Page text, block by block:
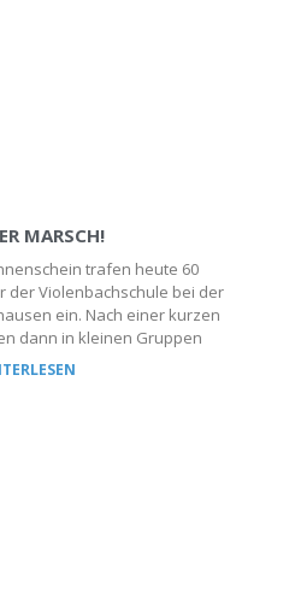
MARSCH!
trafen heute 60
der Violenbachschule bei der
ein. Nach einer kurzen
dann in kleinen Gruppen